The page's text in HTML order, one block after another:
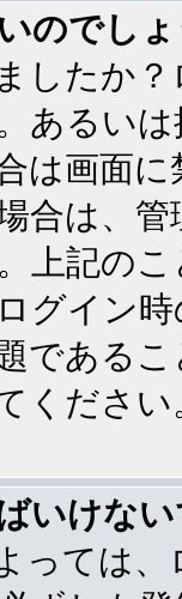
のでし
したか
あるい
は画面
合は、
上記の
グイン
である
ください
いけな
っては